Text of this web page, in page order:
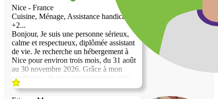
Nice - France
Cuisine, Ménage, Assistance handicap,
+2...
Bonjour, Je suis une personne sérieux,
calme et respectueux, diplômée assistant
de vie. Je recherche un hébergement à
Nice pour environ trois mois, du 31 août
au 30 novembre 2026. Grâce à mon
expérience, je peux proposer mon aide
pour les courses, le ménage, la préparation